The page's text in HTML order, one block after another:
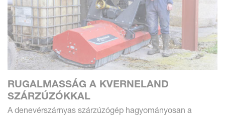
RUGALMASSÁG A KVERNELAND
SZÁRZÚZÓKKAL
A denevérszárnyas szárzúzógép hagyományosan a